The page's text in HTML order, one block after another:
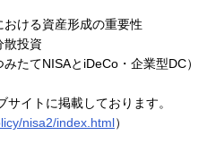
ける資産形成の重要性
投資
てNISAとiDeCo・企業型DC）
イトに掲載しております。
nisa2/index.html）